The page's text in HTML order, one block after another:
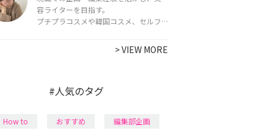
断・顔タイプ診断・骨格診断によるイ
メージコンサルティングも行っていま
容ライターを目指す。
プチプラコスメや韓国コスメ、セルフ
で最新情報をチェック。家事や育児の合
間に取り入れられる時短美容テクも実
>VIEW MORE
#人気のタグ
How to おすすめ 編集部企画